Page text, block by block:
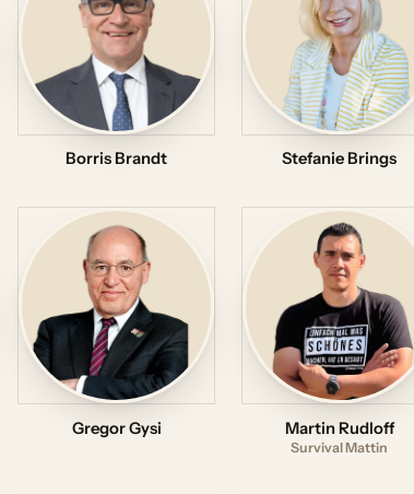
Borris Brandt Stefanie Brings
Gregor Gysi Martin Rudloff
Survival Mattin